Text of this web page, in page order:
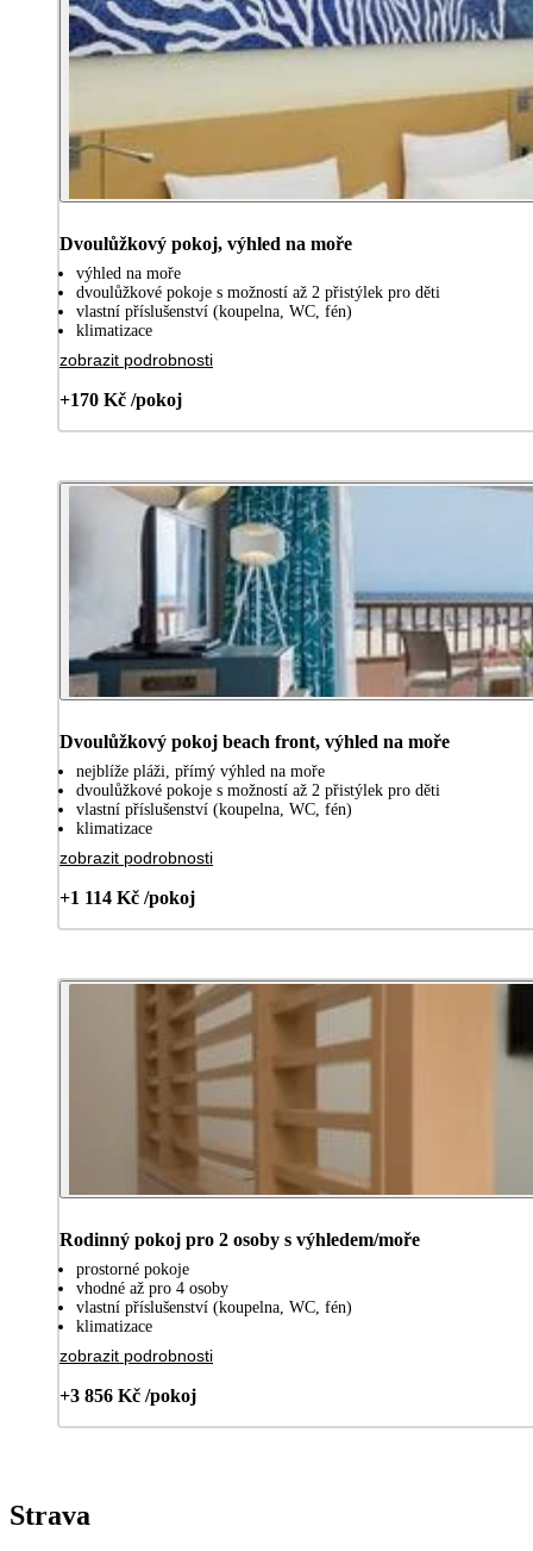
Dvoulůžkový pokoj, výhled na moře
výhled na moře
dvoulůžkové pokoje s možností až 2 přistýlek pro děti
vlastní příslušenství (koupelna, WC, fén)
klimatizace
zobrazit podrobnosti
+170 Kč /pokoj
Dvoulůžkový pokoj beach front, výhled na moře
nejblíže pláži, přímý výhled na moře
dvoulůžkové pokoje s možností až 2 přistýlek pro děti
vlastní příslušenství (koupelna, WC, fén)
klimatizace
zobrazit podrobnosti
+1 114 Kč /pokoj
Rodinný pokoj pro 2 osoby s výhledem/moře
prostorné pokoje
vhodné až pro 4 osoby
vlastní příslušenství (koupelna, WC, fén)
klimatizace
zobrazit podrobnosti
+3 856 Kč /pokoj
Strava